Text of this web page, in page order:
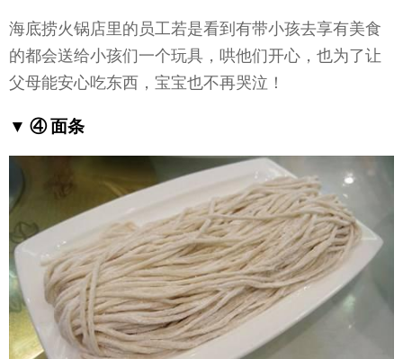
海底捞火锅店里的员工若是看到有带小孩去享有美食
的都会送给小孩们一个玩具，哄他们开心，也为了让
父母能安心吃东西，宝宝也不再哭泣！
▼ ④ 面条